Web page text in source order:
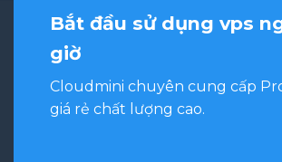
Bắt đầu sử dụng vps
giờ
Cloudmini chuyên cung cấp
giá rẻ chất lượng cao.